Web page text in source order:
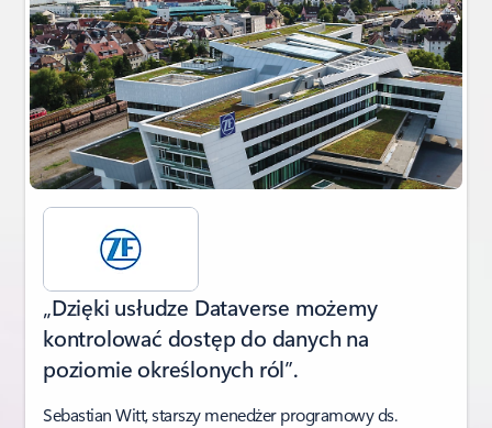
„Dzięki usłudze Dataverse możemy
kontrolować dostęp do danych na
poziomie określonych ról”.
Sebastian Witt, starszy menedżer programowy ds.